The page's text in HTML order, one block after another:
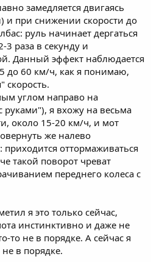
замедляется двигаясь
и при снижении скорости до
руль начинает дергаться
3 раза в секунду и
Данный эффект наблюдается
до 60 км/ч, как я понимаю,
скорость.
углом направо на
руками"), я вхожу на весьма
около 15-20 км/ч, и мот
же налево
оттормаживаться
такой поворот чреват
переднего колеса с
я это только сейчас,
инстинктивно и даже не
то не в порядке. А сейчас я
в порядке.